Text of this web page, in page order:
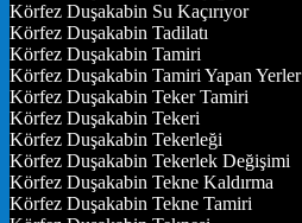
Körfez Duşakabin Su Kaçırıyor
Körfez Duşakabin Tadilatı
Körfez Duşakabin Tamiri
Körfez Duşakabin Tamiri Yapan Yerler
Körfez Duşakabin Teker Tamiri
Körfez Duşakabin Tekeri
Körfez Duşakabin Tekerleği
Körfez Duşakabin Tekerlek Değişimi
Körfez Duşakabin Tekne Kaldırma
Körfez Duşakabin Tekne Tamiri